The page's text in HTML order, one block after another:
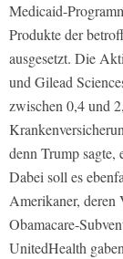
Medicaid-
Produkte der
ausgesetzt. Die
und Gilead
zwischen 0,4 und
denn Trump sagte,
Dabei soll es
Amerikaner, deren
Obamacare-
UnitedHealth